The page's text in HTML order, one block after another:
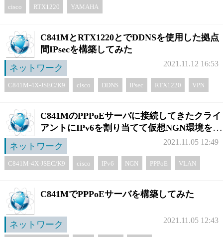
cisco RTX1220 YAMAHA
C841MとRTX1220とでDDNSを使用した拠点
間IPsecを構築してみた
ネットワーク
2021.11.12 16:53
C841M-4X-JSEC/K9 cisco DDNS IPsec RTX1220 VPN
C841MのPPPoEサーバに接続してきたクライ
アントにIPv6を割り当てて仮想NGN環境を作
ってみた
ネットワーク 2021.11.05 12:49
C841M-4X-JSEC/K9 cisco IPv6 NGN PPPoE VLAN
C841MでPPPoEサーバを構築してみた
ネットワーク 2021.11.05 12:43